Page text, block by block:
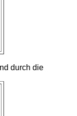
durch die